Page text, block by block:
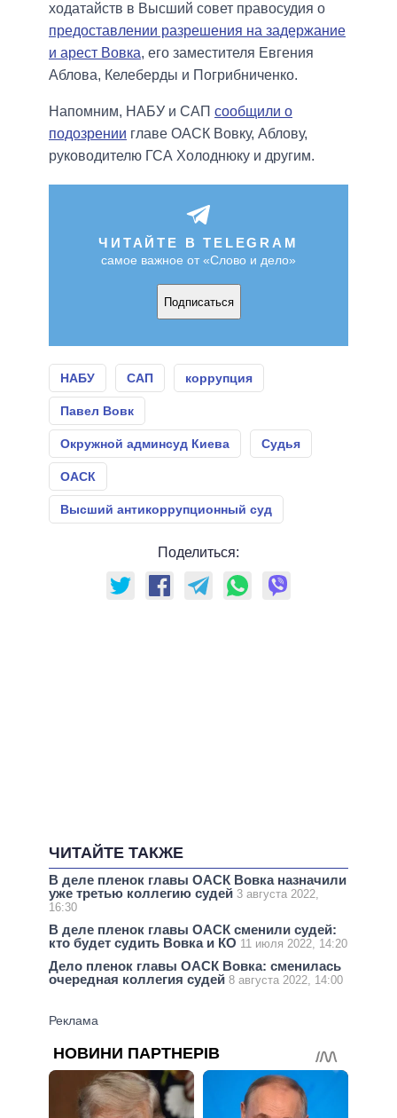
ходатайств в Высший совет правосудия о
предоставлении разрешения на задержание
и арест Вовка, его заместителя Евгения
Аблова, Келеберды и Погрибниченко.
Напомним, НАБУ и САП сообщили о
подозрении главе ОАСК Вовку, Аблову,
руководителю ГСА Холоднюку и другим.
ЧИТАЙТЕ В TELEGRAM
самое важное от «Слово и дело»
Подписаться
НАБУ САП коррупция
Павел Вовк
Окружной админсуд Киева Судья
ОАСК
Высший антикоррупционный суд
Поделиться:
ЧИТАЙТЕ ТАКЖЕ
В деле пленок главы ОАСК Вовка назначили
уже третью коллегию судей 3 августа 2022,
16:30
В деле пленок главы ОАСК сменили судей:
кто будет судить Вовка и КО 11 июля 2022, 14:20
Дело пленок главы ОАСК Вовка: сменилась
очередная коллегия судей 8 августа 2022, 14:00